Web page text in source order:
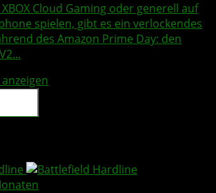
Cloud Gaming oder generell auf
spielen, gibt es ein verlockendes
des Amazon Prime Day: den